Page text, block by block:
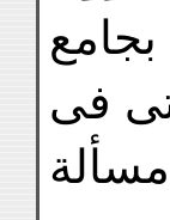
بجامع
فى
مسألة